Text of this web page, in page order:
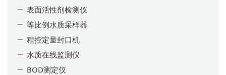
表面活性剂检测仪
等比例水质采样器
程控定量封口机
水质在线监测仪
BOD测定仪